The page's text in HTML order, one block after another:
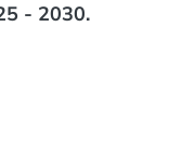
- 2030.